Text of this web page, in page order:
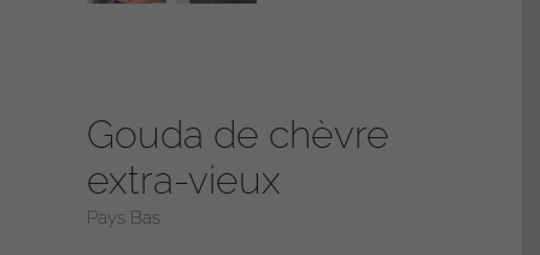
Gouda de chèvre
extra-vieux
Pays Bas